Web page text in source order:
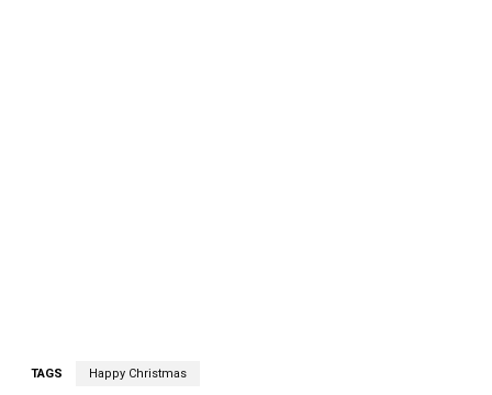
TAGS Happy Christmas